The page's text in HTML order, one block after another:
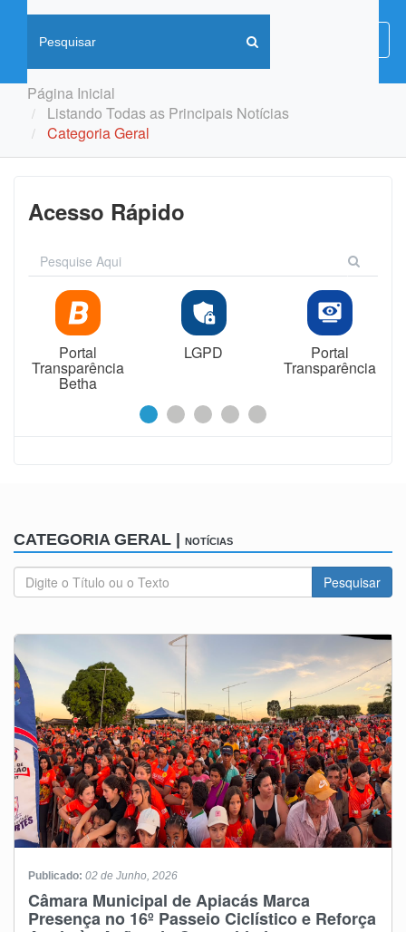
de
Página Inicial
Listando Todas as Principais Notícias
Categoria Geral
Acesso Rápido
Portal
Transparência
Betha
LGPD Portal
Transparência
CATEGORIA GERAL | NOTÍCIAS
Pesquisar
Publicado: 02 de Junho, 2026
Câmara Municipal de Apiacás Marca
Presença no 16º Passeio Ciclístico e Reforça